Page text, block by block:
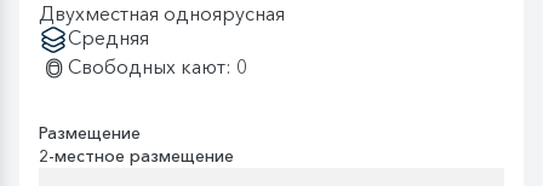
Двухместная одноярусная
Средняя
Свободных кают: 0
Размещение
2-местное размещение